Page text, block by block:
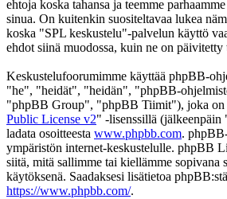
ehtoja koska tahansa ja teemme
sinua. On kuitenkin suositeltavaa lukea
koska "SPL keskustelu"-palvelun käyttö
ehdot siinä muodossa, kuin ne on päivitetty
Keskustelufoorumimme käyttää phpBB-
"he", "heidät", "heidän", "phpBB-
"phpBB Group", "phpBB Tiimit"), joka on
Public License v2" -lisenssillä
ladata osoitteesta www.phpbb.com.
ympäristön internet-keskustelulle. phpBB
siitä, mitä sallimme tai kiellämme sopivana
käytöksenä. Saadaksesi lisätietoa
https://www.phpbb.com/.